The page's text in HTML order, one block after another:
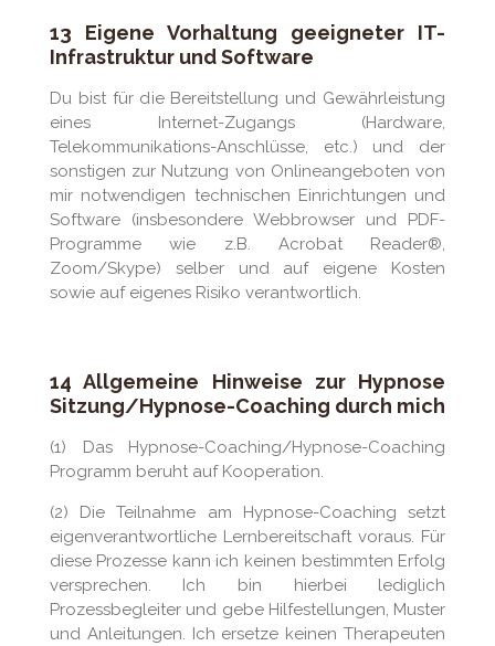
13 Eigene Vorhaltung geeigneter IT-
Infrastruktur und Software
Du bist für die Bereitstellung und Gewährleistung
eines Internet-Zugangs (Hardware,
Telekommunikations-Anschlüsse, etc.) und der
sonstigen zur Nutzung von Onlineangeboten von
mir notwendigen technischen Einrichtungen und
Software (insbesondere Webbrowser und PDF-
Programme wie z.B. Acrobat Reader®,
Zoom/Skype) selber und auf eigene Kosten
sowie auf eigenes Risiko verantwortlich.
14 Allgemeine Hinweise zur Hypnose
Sitzung/Hypnose-Coaching durch mich
(1) Das Hypnose-Coaching/Hypnose-Coaching
Programm beruht auf Kooperation.
(2) Die Teilnahme am Hypnose-Coaching setzt
eigenverantwortliche Lernbereitschaft voraus. Für
diese Prozesse kann ich keinen bestimmten Erfolg
versprechen. Ich bin hierbei lediglich
Prozessbegleiter und gebe Hilfestellungen, Muster
und Anleitungen. Ich ersetze keinen Therapeuten